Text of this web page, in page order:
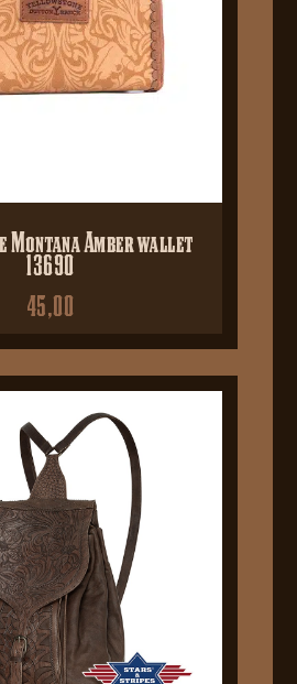
Montana Amber wallet
13690
45,00